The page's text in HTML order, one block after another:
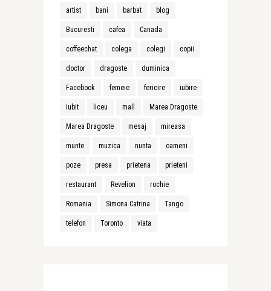
artist bani barbat blog
Bucuresti cafea Canada
coffeechat colega colegi copii
doctor dragoste duminica
Facebook femeie fericire iubire
iubit liceu mall Marea Dragoste
Marea Dragoste mesaj mireasa
munte muzica nunta oameni
poze presa prietena prieteni
restaurant Revelion rochie
Romania Simona Catrina Tango
telefon Toronto viata